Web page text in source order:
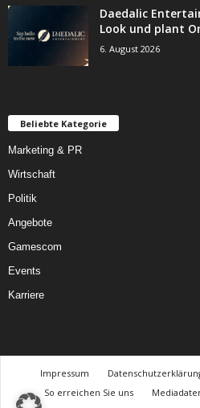
Daedalic
Look und plant
6. August 2026
Beliebte Kategorie
Marketing & PR
Wirtschaft
Politik
Angebote
Gamescom
Events
Karriere
Impressum
So erreichen Sie uns